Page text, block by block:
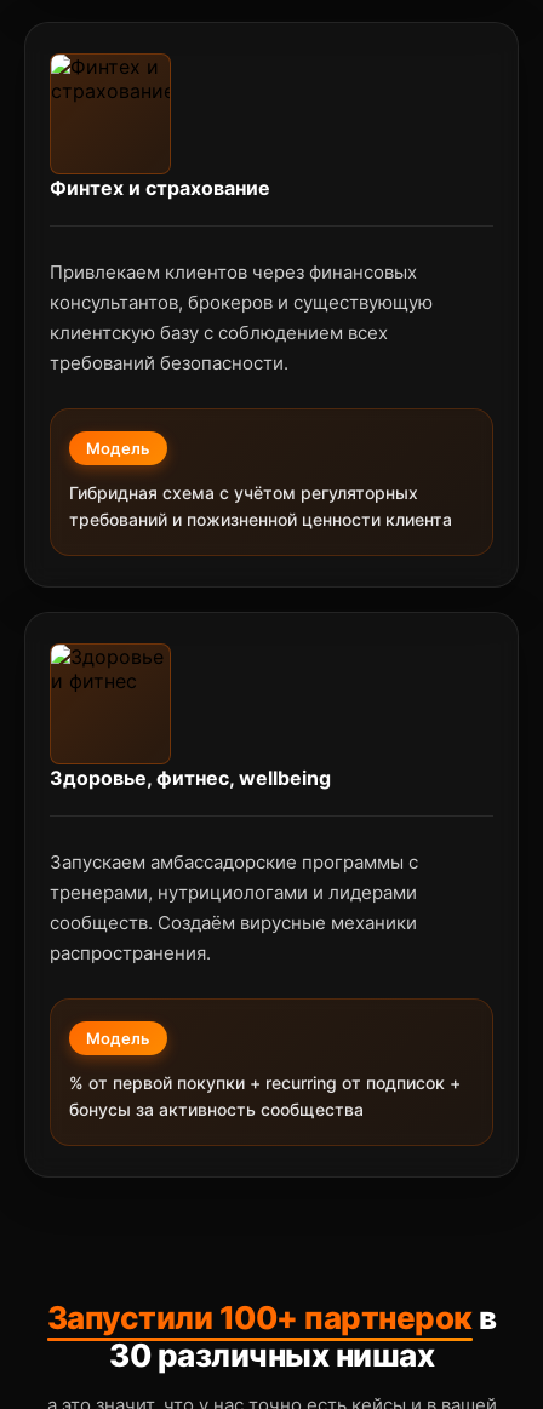
Финтех и страхование
Привлекаем клиентов через финансовых
консультантов, брокеров и существующую
клиентскую базу с соблюдением всех
требований безопасности.
Модель
Гибридная схема с учётом регуляторных
требований и пожизненной ценности клиента
Здоровье, фитнес, wellbeing
Запускаем амбассадорские программы с
тренерами, нутрициологами и лидерами
сообществ. Создаём вирусные механики
распространения.
Модель
% от первой покупки + recurring от подписок +
бонусы за активность сообщества
Запустили 100+ партнерокв
30 различных нишах